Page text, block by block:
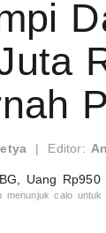
| Editor:
menunjuk calo